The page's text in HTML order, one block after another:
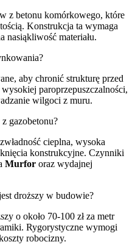
z betonu komórkowego, które
Konstrukcja ta wymaga
nasiąkliwość materiału.
aby chronić strukturę przed
paroprzepuszczalności,
wilgoci z muru.
gazobetonu?
cieplna, wysoka
konstrukcyjne. Czynniki
Murfor oraz wydajnej
droższy w budowie?
o około 70-100 zł za metr
Rygorystyczne wymogi
robocizny.